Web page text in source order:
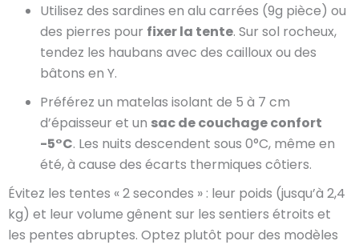
Utilisez des sardines en alu carrées (9g pièce) ou
des pierres pour fixer la tente. Sur sol rocheux,
tendez les haubans avec des cailloux ou des
bâtons en Y.
Préférez un matelas isolant de 5 à 7 cm
d’épaisseur et un sac de couchage confort
-5°C. Les nuits descendent sous 0°C, même en
été, à cause des écarts thermiques côtiers.
Évitez les tentes « 2 secondes » : leur poids (jusqu’à 2,4
kg) et leur volume gênent sur les sentiers étroits et
les pentes abruptes. Optez plutôt pour des modèles